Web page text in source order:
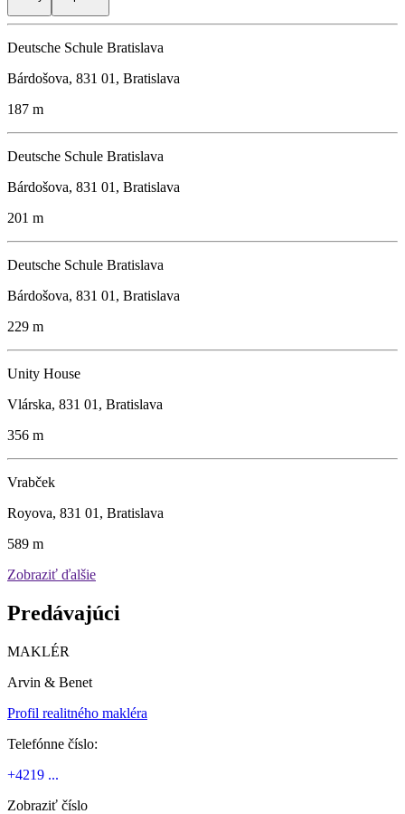
Deutsche Schule Bratislava
Bárdošova, 831 01, Bratislava
187 m
Deutsche Schule Bratislava
Bárdošova, 831 01, Bratislava
201 m
Deutsche Schule Bratislava
Bárdošova, 831 01, Bratislava
229 m
Unity House
Vlárska, 831 01, Bratislava
356 m
Vrabček
Royova, 831 01, Bratislava
589 m
Zobraziť ďalšie
Predávajúci
MAKLÉR
Arvin & Benet
Profil realitného makléra
Telefónne číslo:
+4219 ...
Zobraziť číslo